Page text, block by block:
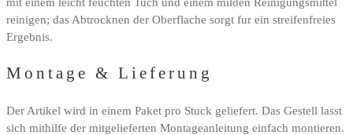
reinigen; das Abtrocknen der Oberflache sorgt fur ein streifenfreies
Ergebnis.
Montage & Lieferung
Der Artikel wird in einem Paket pro Stuck geliefert. Das Gestell lasst
sich mithilfe der mitgelieferten Montageanleitung einfach montieren.